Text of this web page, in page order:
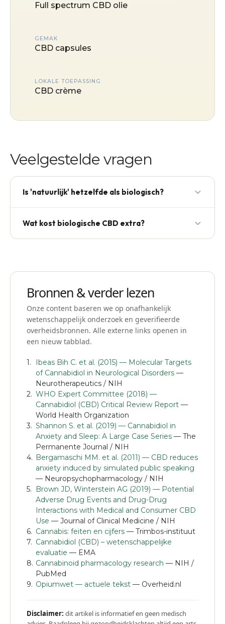
Full spectrum CBD olie
GEMAK
CBD capsules
LOKALE TOEPASSING
CBD crème
Veelgestelde vragen
Is 'natuurlijk' hetzelfde als biologisch?
term. Alleen het EU bio-blad of officiële certificering
telt.
Wat kost biologische CBD extra?
Bronnen & verder lezen
Onze content baseren we op onafhankelijk
wetenschappelijk onderzoek en geverifieerde
overheidsbronnen. Alle externe links openen in
een nieuw tabblad.
Ibeas Bih C. et al. (2015) — Molecular Targets
of Cannabidiol in Neurological Disorders —
Neurotherapeutics / NIH
WHO Expert Committee (2018) —
Cannabidiol (CBD) Critical Review Report —
World Health Organization
Shannon S. et al. (2019) — Cannabidiol in
Anxiety and Sleep: A Large Case Series — The
Permanente Journal / NIH
Bergamaschi MM. et al. (2011) — CBD reduces
anxiety induced by simulated public speaking
— Neuropsychopharmacology / NIH
Brown JD, Winterstein AG (2019) — Potential
Adverse Drug Events and Drug-Drug
Interactions with Medical and Consumer CBD
Use — Journal of Clinical Medicine / NIH
Cannabis: feiten en cijfers — Trimbos-instituut
Cannabidiol (CBD) – wetenschappelijke
evaluatie — EMA
Cannabinoid pharmacology research — NIH /
PubMed
Opiumwet — actuele tekst — Overheid.nl
Disclaimer: dit artikel is informatief en geen medisch